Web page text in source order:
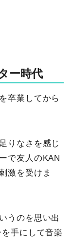
ー時代
卒業してから
りなさを感じ
で友人のKAN
激を受けま
うのを思い出
手にして音楽